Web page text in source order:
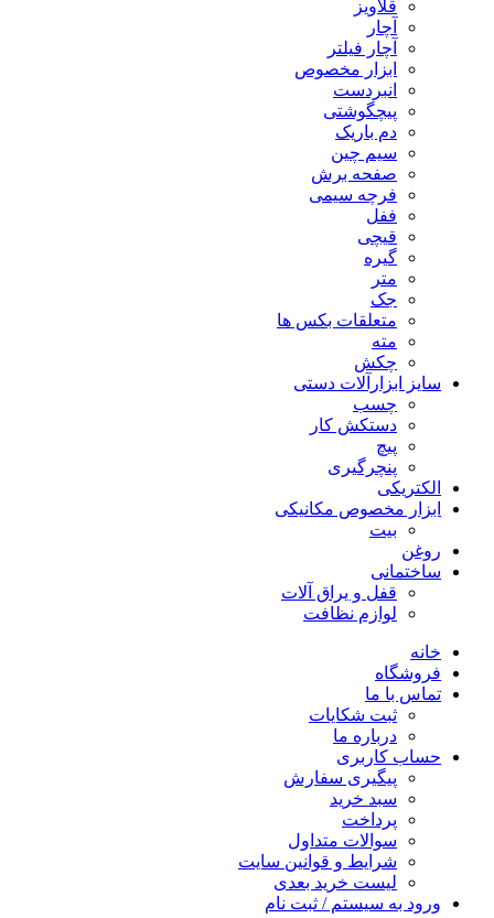
قلاویز
آچار
آچار فیلتر
ابزار مخصوص
انبردست
پیچگوشتی
دم باریک
سیم چین
صفحه برش
فرچه سیمی
ففل
قیچی
گیره
متر
جک
متعلقات بکس ها
مته
چکش
سایز ابزارآلات دستی
چسب
دستکش کار
پیچ
پنچرگیری
الکتریکی
ابزار مخصوص مکانیکی
بیت
روغن
ساختمانی
قفل و یراق آلات
لوازم نظافت
خانه
فروشگاه
تماس با ما
ثبت شکایات
درباره ما
حساب کاربری
پیگیری سفارش
سبد خرید
پرداخت
سوالات متداول
شرایط و قوانین سایت
لیست خرید بعدی
ورود به سیستم / ثبت نام